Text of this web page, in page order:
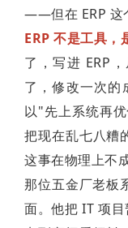
——但在 ERP 这
ERP 不是工具，
了，写进 ERP
了，修改一次的
以"先上系统再
把现在乱七八
这事在物理上不成
那位五金厂老板
面。他把 IT 项